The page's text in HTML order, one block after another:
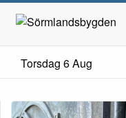
Torsdag 6 Aug